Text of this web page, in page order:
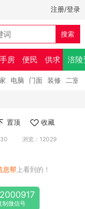
注册/登录
房 便民 供求 涪陵
电脑 门面 装修 二室
置顶 收藏
浏览：12029
息帮 上看到的！
制微信号